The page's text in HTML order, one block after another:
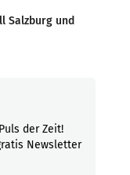
Salzburg und
der Zeit!
Newsletter